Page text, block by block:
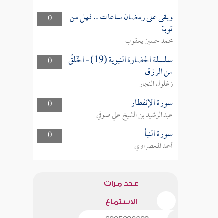
0 وبقى على رمضان ساعات .. فهل من
توبة
محمد حسين يعقوب
0
سلسلة الحضارة النبوية (19) - الخَلقُ
من الرزق
زغلول النجار
0
سورة الإنفطار
عبد الرشيد بن الشيخ علي صوفي
0
سورة النبأ
أحمد المعصراوي
عدد مرات
الاستماع